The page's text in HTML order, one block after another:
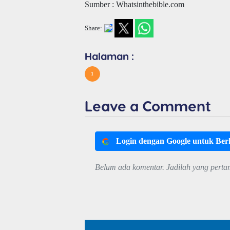
Sumber : Whatsinthebible.com
Share:
Halaman :
1
Leave a Comment
Login dengan Google untuk
Belum ada komentar. Jadilah yang